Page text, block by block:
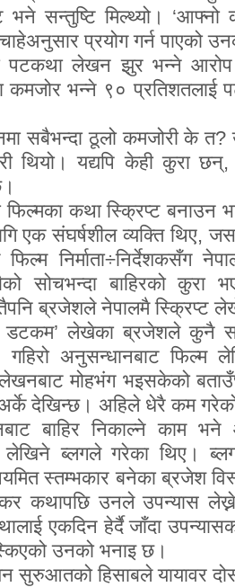
सन्तुष्टि मिल्थ्यो। ‘आफ्नो
प्रयोग गर्न पाएको
पटकथा लेखन झुर भन्ने आरोप
कमजोर भन्ने ९० प्रतिशतलाई
सबैभन्दा ठूलो कमजोरी के
थियो। यद्यपि केही कुरा
कथा स्क्रिप्ट बनाउन
एक संघर्षशील व्यक्ति थिए,
निर्माता÷निर्देशकसँग
सोचभन्दा बाहिरको
ब्रजेशले नेपालमै स्क्रिप्ट
डटकम’ लेखेका ब्रजेशले कुनै
अनुसन्धानबाट फिल्म
मोहभंग भइसकेको
अर्के देखिन्छ। अहिले धेरै कम
बाहिर निकाल्ने काम
लेखिने ब्लगले गरेका थिए।
स्तम्भकार बनेका ब्रजेश
कथापछि उनले उपन्यास लेख्ने
एकदिन हेर्दै जाँदा
उनको भनाइ छ।
सुरुआतको हिसाबले यायावर